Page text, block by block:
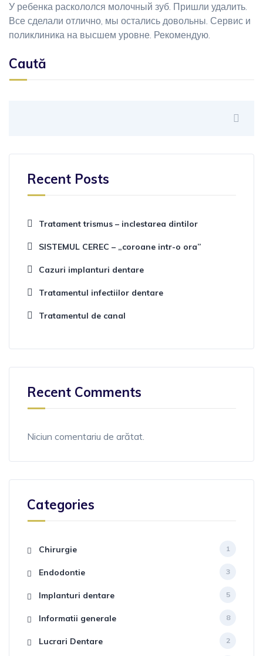
У ребенка раскололся молочный зуб. Пришли удалить.
Все сделали отлично, мы остались довольны. Сервис и
поликлиника на высшем уровне. Рекомендую.
Caută
Recent Posts
Tratament trismus – inclestarea dintilor
SISTEMUL CEREC – „coroane intr-o ora”
Cazuri implanturi dentare
Tratamentul infectiilor dentare
Tratamentul de canal
Recent Comments
Niciun comentariu de arătat.
Categories
Chirurgie 1
Endodontie 3
Implanturi dentare 5
Informatii generale 8
Lucrari Dentare 2